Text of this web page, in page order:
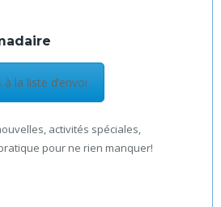
la liste d’envoi
activités spéciales,
pour ne rien manquer!